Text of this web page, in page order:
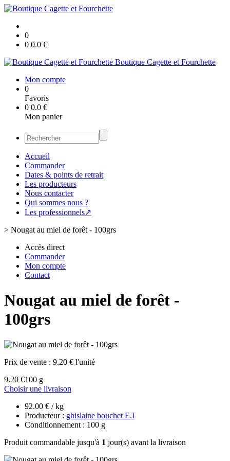
0
0 0.0 €
Boutique Cagette et Fourchette
Mon compte
0
Favoris
0 0.0 €
Mon panier
Accueil
Commander
Dates & points de retrait
Les producteurs
Nous contacter
Qui sommes nous ?
Les professionnels↗
> Nougat au miel de forêt - 100grs
Accès direct
Commander
Mon compte
Contact
Nougat au miel de forêt -
100grs
Prix de vente : 9.20 € l'unité
9.20 €100 g
Choisir une livraison
92.00 € / kg
Producteur : ghislaine bouchet E.I
Conditionnement : 100 g
Produit commandable jusqu'à 1 jour(s) avant la livraison